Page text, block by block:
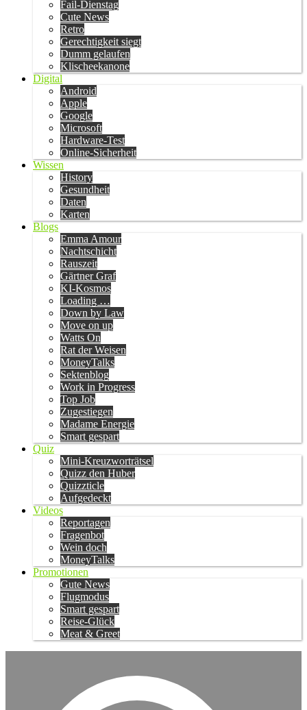
Fail-Dienstag
Cute News
Retro
Gerechtigkeit siegt
Dumm gelaufen
Klischeekanone
Digital
Android
Apple
Google
Microsoft
Hardware-Test
Online-Sicherheit
Wissen
History
Gesundheit
Daten
Karten
Blogs
Emma Amour
Nachtschicht
Rauszeit
Gärtner Graf
KI-Kosmos
Loading …
Down by Law
Move on up
Watts On
Rat der Weisen
MoneyTalks
Sektenblog
Work in Progress
Top Job
Zugestiegen
Madame Energie
Smart gespart
Quiz
Mini-Kreuzworträtsel
Quizz den Huber
Quizzticle
Aufgedeckt
Videos
Reportagen
Fragenbot
Wein doch
MoneyTalks
Promotionen
Gute News
Flugmodus
Smart gespart
Reise-Glück
Meat & Greet